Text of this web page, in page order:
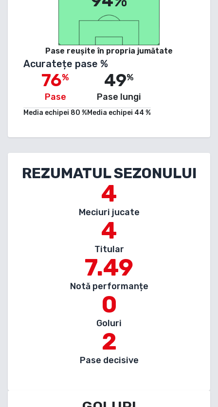
Pase reușite în propria jumătate
Acuratețe pase %
76%
Pase
Media echipei 80 %
49%
Pase lungi
Media echipei 44 %
REZUMATUL SEZONULUI
4
Meciuri jucate
4
Titular
7.49
Notă performanțe
0
Goluri
2
Pase decisive